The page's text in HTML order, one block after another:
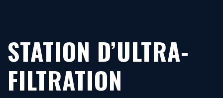
STATION D’ULTRA-
FILTRATION